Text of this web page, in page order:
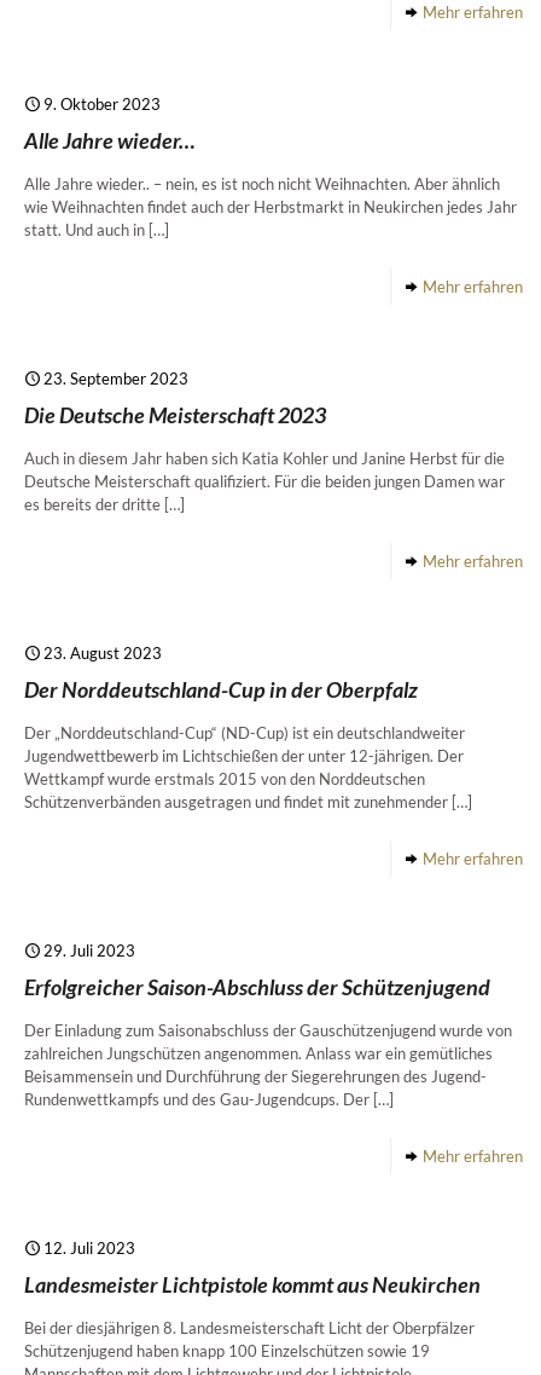
Mehr erfahren
9. Oktober 2023
Alle Jahre wieder…
Alle Jahre wieder.. – nein, es ist noch nicht Weihnachten. Aber ähnlich
wie Weihnachten findet auch der Herbstmarkt in Neukirchen jedes Jahr
statt. Und auch in […]
Mehr erfahren
23. September 2023
Die Deutsche Meisterschaft 2023
Auch in diesem Jahr haben sich Katia Kohler und Janine Herbst für die
Deutsche Meisterschaft qualifiziert. Für die beiden jungen Damen war
es bereits der dritte […]
Mehr erfahren
23. August 2023
Der Norddeutschland-Cup in der Oberpfalz
Der „Norddeutschland-Cup“ (ND-Cup) ist ein deutschlandweiter
Jugendwettbewerb im Lichtschießen der unter 12-jährigen. Der
Wettkampf wurde erstmals 2015 von den Norddeutschen
Schützenverbänden ausgetragen und findet mit zunehmender […]
Mehr erfahren
29. Juli 2023
Erfolgreicher Saison-Abschluss der Schützenjugend
Der Einladung zum Saisonabschluss der Gauschützenjugend wurde von
zahlreichen Jungschützen angenommen. Anlass war ein gemütliches
Beisammensein und Durchführung der Siegerehrungen des Jugend-
Rundenwettkampfs und des Gau-Jugendcups. Der […]
Mehr erfahren
12. Juli 2023
Landesmeister Lichtpistole kommt aus Neukirchen
Bei der diesjährigen 8. Landesmeisterschaft Licht der Oberpfälzer
Schützenjugend haben knapp 100 Einzelschützen sowie 19